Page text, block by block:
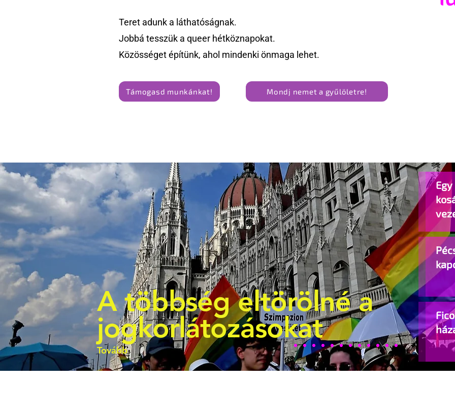
Teret adunk a láthatóságnak.
Jobbá tesszük a queer hétköznapokat.
Közösséget építünk, ahol mindenki önmaga lehet.
Támogasd munkánkat! Mondj nemet a gyűlöletre!
A többség eltörölné a
jogkorlátozásokat
Tovább